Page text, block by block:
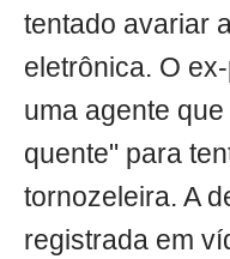
tentado avariar
eletrônica. O
uma agente
quente" para
tornozeleira. A
registrada em